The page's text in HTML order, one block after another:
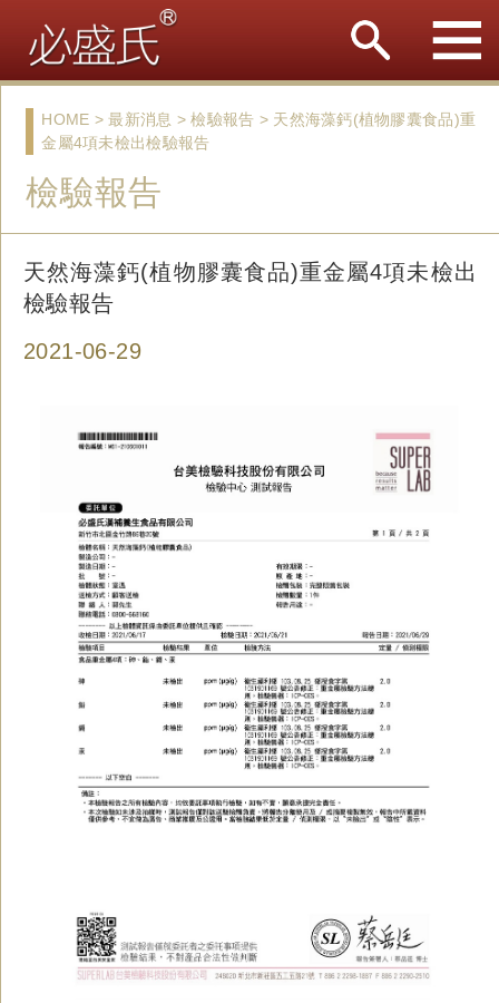
檢驗報告
HOME > 最新消息 > 檢驗報告 > 天然海藻鈣(植物膠囊食品)重
金屬4項未檢出檢驗報告
天然海藻鈣(植物膠囊食品)重金屬4項未檢出
檢驗報告
2021-06-29